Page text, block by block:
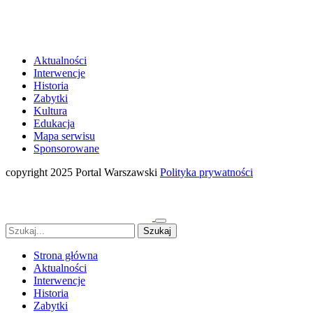
Aktualności
Interwencje
Historia
Zabytki
Kultura
Edukacja
Mapa serwisu
Sponsorowane
copyright 2025 Portal Warszawski Polityka prywatności
Strona główna
Aktualności
Interwencje
Historia
Zabytki